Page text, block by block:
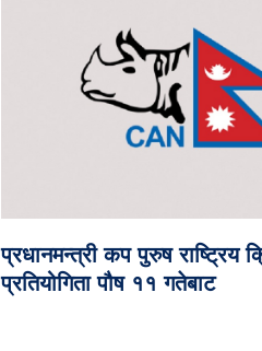
प्रधानमन्त्री कप पुरुष राष्ट्रिय
प्रतियोगिता पौष ११ गतेबाट